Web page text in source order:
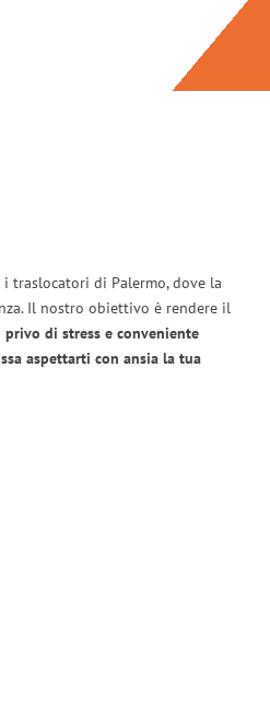
traslocatori di Palermo, dove la
Il nostro obiettivo è rendere il
di stress e conveniente
aspettarti con ansia la tua